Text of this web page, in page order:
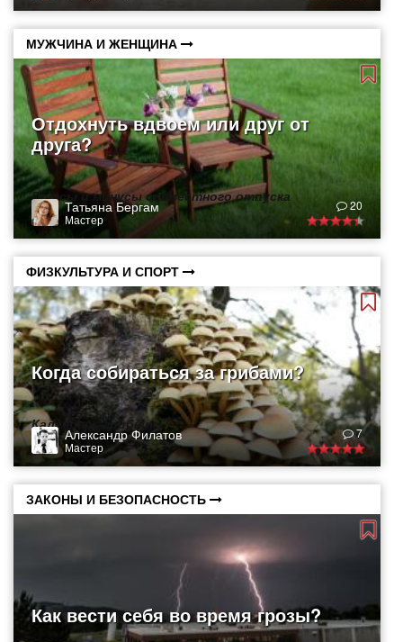
МУЖЧИНА И ЖЕНЩИНА
Отдохнуть вдвоем или друг от
друга?
Плюсы и минусы совместного отпуска
Татьяна Бергам
Мастер
20
ФИЗКУЛЬТУРА И СПОРТ
Когда собираться за грибами?
Календарь грибника
Александр Филатов
Мастер
7
ЗАКОНЫ И БЕЗОПАСНОСТЬ
Как вести себя во время грозы?